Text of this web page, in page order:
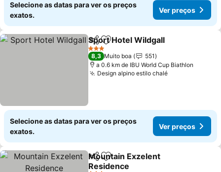
Selecione as datas para ver os preços
exatos.
Ver preços
PartilharAdicionar aos favoritos
Sport Hotel Wildgall
3 Estrelas
8,3 Muito boa
551
a 0.6 km de IBU World Cup Biathlon
Design alpino estilo chalé
Selecione as datas para ver os preços
exatos.
Ver preços
PartilharAdicionar aos favoritos
Mountain Exzelent
Residence